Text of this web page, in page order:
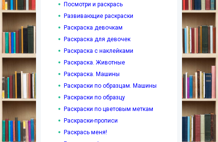
Посмотри и раскрась
Развивающие раскраски
Раскраска девочкам
Раскраска для девочек
Раскраска с наклейками
Раскраска. Животные
Раскраска. Машины
Раскраски по образцам. Машины
Раскраски по образцу
Раскраски по цветовым меткам
Раскраски-прописи
Раскрась меня!